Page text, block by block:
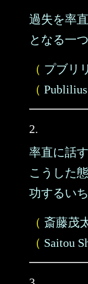
過失を率
となる一
（ プブリ
（
2.
率直に話
こうした
功するい
（ 斎藤茂
（ Saitou